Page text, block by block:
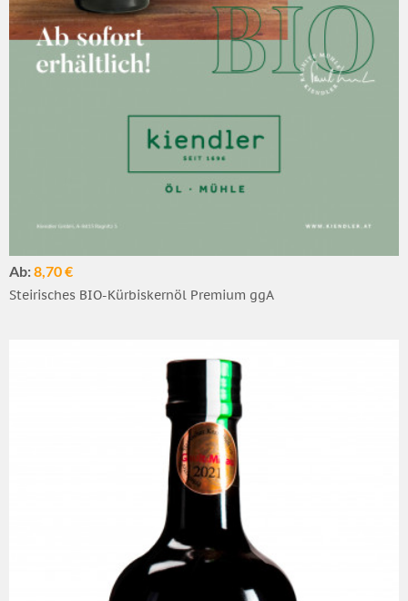
Ab:8,70 €
Steirisches BIO-Kürbiskernöl Premium ggA